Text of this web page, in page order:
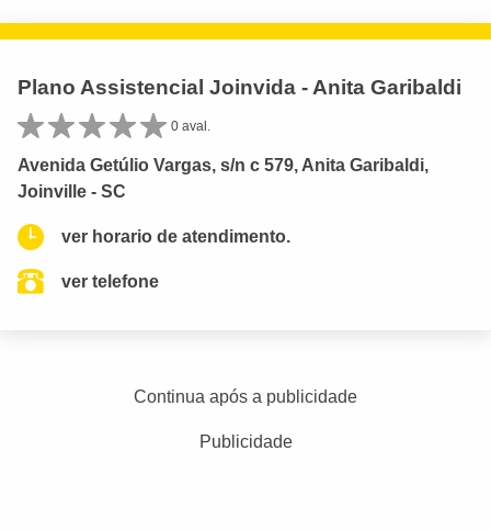
Plano Assistencial Joinvida - Anita Garibaldi
0 aval.
Avenida Getúlio Vargas, s/n c 579, Anita Garibaldi,
Joinville - SC
ver horario de atendimento.
ver telefone
Continua após a publicidade
Publicidade